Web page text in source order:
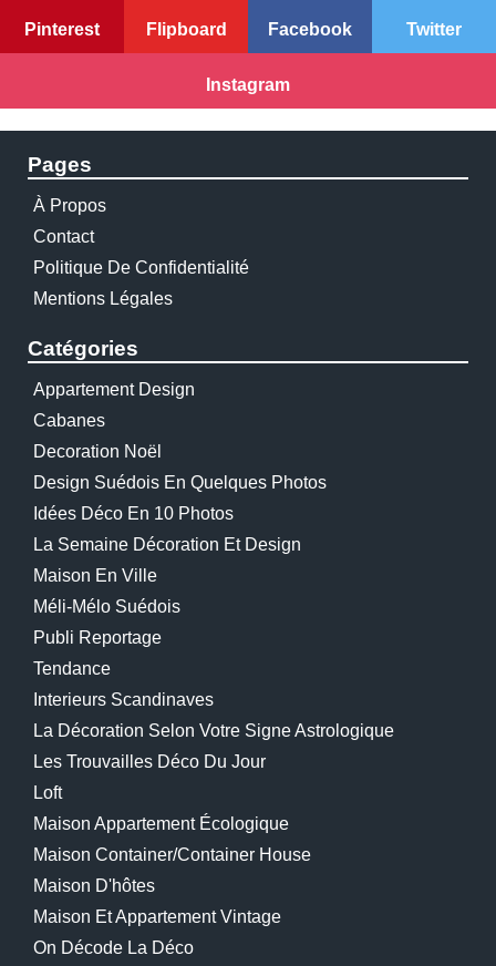
Pinterest Flipboard Facebook Twitter
Instagram
Pages
À Propos
Contact
Politique De Confidentialité
Mentions Légales
Catégories
Appartement Design
Cabanes
Decoration Noël
Design Suédois En Quelques Photos
Idées Déco En 10 Photos
La Semaine Décoration Et Design
Maison En Ville
Méli-Mélo Suédois
Publi Reportage
Tendance
Interieurs Scandinaves
La Décoration Selon Votre Signe Astrologique
Les Trouvailles Déco Du Jour
Loft
Maison Appartement Écologique
Maison Container/container House
Maison D'hôtes
Maison Et Appartement Vintage
On Décode La Déco